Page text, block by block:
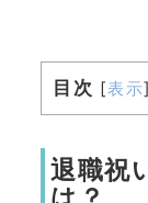
目次 [表示]
退職祝
は？